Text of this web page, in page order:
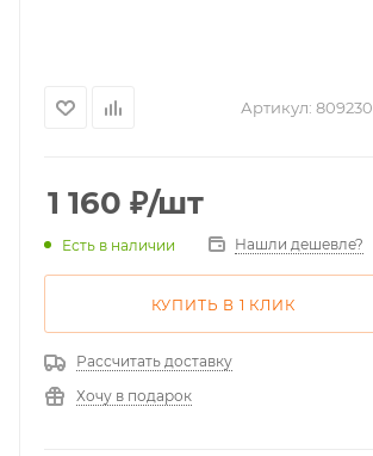
Артикул: 809230
1 160 ₽/шт
Есть в наличии Нашли дешевле?
КУПИТЬ В 1 КЛИК
Рассчитать доставку
Хочу в подарок